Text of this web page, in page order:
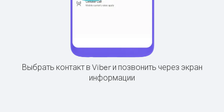
Выбрать контакт в Viber и позвонить через экран
информации